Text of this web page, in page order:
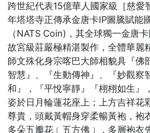
跨世紀代表15億華人國家級［慈愛
年塔塔寺正傳承金唐卡IP圖騰賦能
（NATS Coin)，其全球獨一金唐
故宮級莊嚴極精湛製作，全體華麗
師文殊化身宗喀巴大師相貌具『佛
智慧』、『生動傳神』、『妙觀察
和』，『平悅寧靜』『栩栩如生』
姿於日月輪蓮花座上；上方吉祥花
尊貴，頭戴黃帽身穿柔暢黃袍，袍
多朵五瓣花﹝五方佛﹞，多層袍衣